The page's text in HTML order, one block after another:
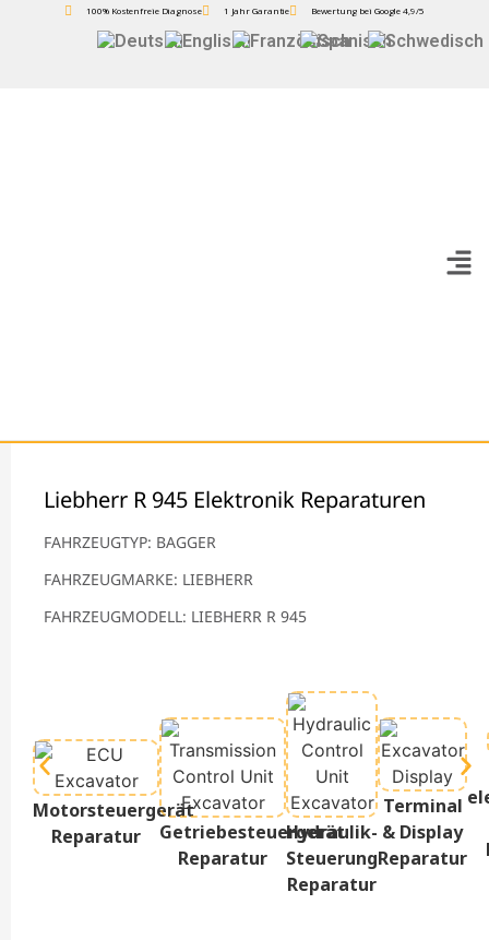
100% Kostenfreie Diagnose 1 Jahr Garantie Bewertung bei Google 4,9/5
Liebherr R 945 Elektronik Reparaturen
FAHRZEUGTYP: BAGGER
FAHRZEUGMARKE: LIEBHERR
FAHRZEUGMODELL: LIEBHERR R 945
Motorsteuergerät
Reparatur
Getriebesteuergerät
Reparatur
Hydraulik-
Steuerung
Reparatur
Terminal
& Display
Reparatur